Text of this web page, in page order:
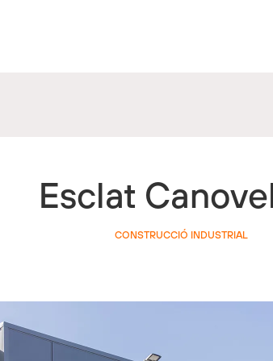
Esclat
CONSTRUCCIÓ INDUSTRIAL